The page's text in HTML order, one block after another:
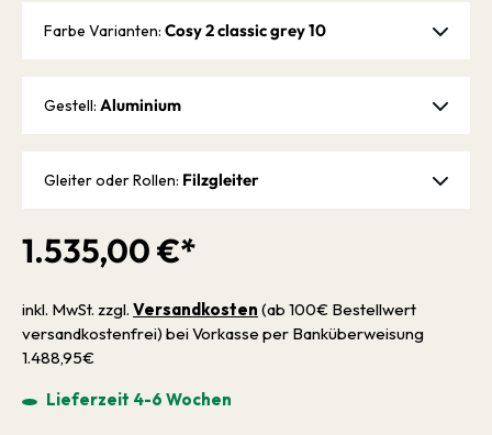
1.535,00 €*
inkl. MwSt. zzgl. Versandkosten (ab 100€ Bestellwert
versandkostenfrei) bei Vorkasse per Banküberweisung
1.488,95€
Lieferzeit 4-6 Wochen
Farbe Varianten: Cosy 2 classic grey 10
Gestell: Aluminium
Gleiter oder Rollen: Filzgleiter